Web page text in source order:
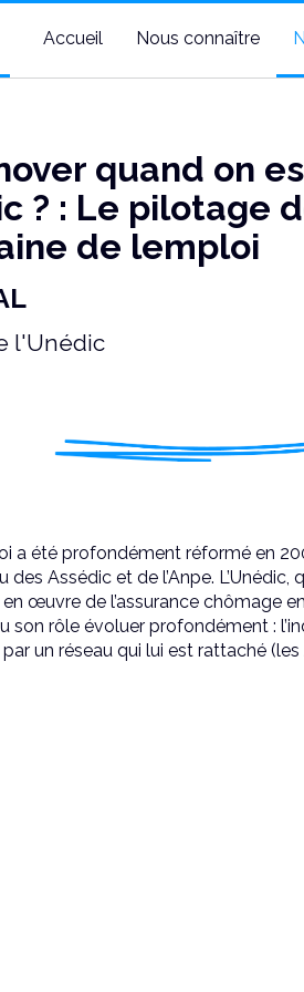
Accueil Nous connaître
quand on
? : Le pilotage
de lemploi
l'Unédic
a été profondément réformé en
Assédic et de l’Anpe.
en œuvre de l’assurance chômage
son rôle évoluer profondément :
par un réseau qui lui est rattaché